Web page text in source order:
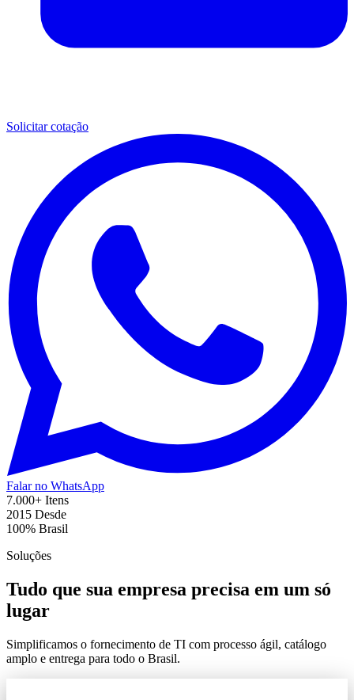
Solicitar cotação
Falar no WhatsApp
7.000+ Itens
2015 Desde
100% Brasil
Soluções
Tudo que sua empresa precisa em um só
lugar
Simplificamos o fornecimento de TI com processo ágil, catálogo
amplo e entrega para todo o Brasil.